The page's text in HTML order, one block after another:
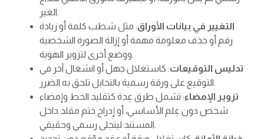
الغير.
التغيير في بيانات الأوراق: مثل شطب كلمة أو زيادة
رقم أو حذف معلومة مهمة أو إزالة الصورة الشخصية
ووضع أخرى لتزوير الهوية.
تدليس التوقيعات: كاستغلال جهل أو انشغال آخر في
التوقيع على ورقة رسمية بالتحايل تلحق به الضرر.
تزوير الإمضاء: تشمل طرق عِدة كتقليد الخط وإمضاء
شخص دون عِلم الأساسي، أو إدراج ختم مقلد داخل
المستند ليتجلى رسمي وحقيقي.